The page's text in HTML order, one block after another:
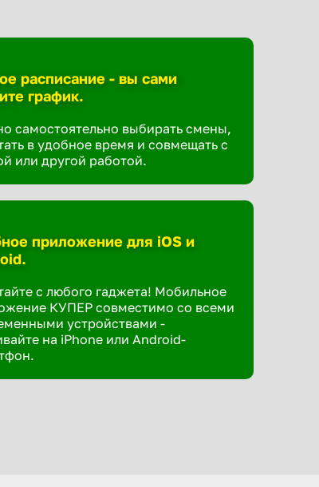
расписание - вы сами
график.
самостоятельно выбирать смены,
в удобное время и совмещать с
или другой работой.
приложение для iOS и
с любого гаджета! Мобильное
КУПЕР совместимо со всеми
устройствами -
на iPhone или Android-